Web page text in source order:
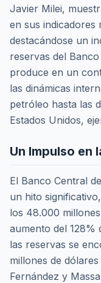
Javier Milei,
en sus indicadores
destacándose un
reservas del
produce en un
las dinámicas
petróleo hasta las
Estados Unidos,
Un Impulso en
El Banco Central
un hito
los 48.000
aumento del 128%
las reservas se
millones de
Fernández y